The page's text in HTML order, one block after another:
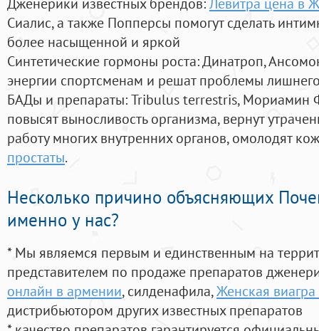
Сиалис, а также Попперсы помогут сделать
более насыщенной и яркой
Синтетические гормоны роста: Динатроп,
энергии спортсменам и решат проблемы
БАДы и препараты:Tribulus terrestris, Мориамин
повысят выносливость организма, вернут
работу многих внутренних органов, омолодят
простаты.
Несколько причино объясняющих
именно у нас?
* Мы являемся первым и единственным на
представителем по продаже препаратов
онлайн в армении, силденафила,Женская
дистрибьютором других известных препаратов